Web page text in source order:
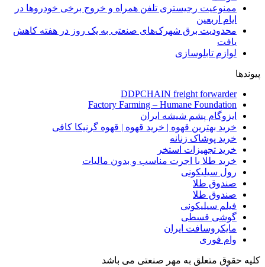
ممنوعیت رجیستری تلفن همراه و خروج برخی خودروها در
ایام اربعین
محدودیت برق شهرک‌های صنعتی به یک روز در هفته کاهش
یافت
لوازم تابلوسازی
پیوندها
DDPCHAIN freight forwarder
Factory Farming – Humane Foundation
ایزوگام پشم شیشه ایران
خرید بهترین قهوه | خرید قهوه | قهوه گرنیکا کافی
خرید پوشاک زنانه
خرید تجهیزات استخر
خرید طلا با اجرت مناسب و بدون مالیات
رول سیلیکونی
صندوق طلا
صندوق طلا
فیلم سیلیکونی
گوشی قسطی
مایکروسافت ایران
وام فوری
کلیه حقوق متعلق به مهر صنعتی می باشد